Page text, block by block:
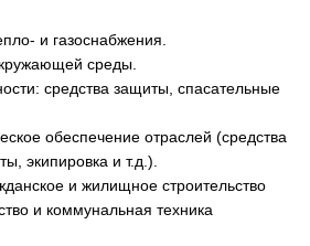
и газоснабжения.
среды.
средства защиты, спасательные
обеспечение отраслей (средства
экипировка и т.д.).
и жилищное строительство
и коммунальная техника